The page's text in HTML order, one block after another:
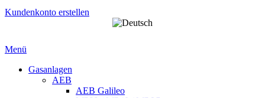
Kundenkonto erstellen
Menü
Gasanlagen
AEB
AEB Galileo